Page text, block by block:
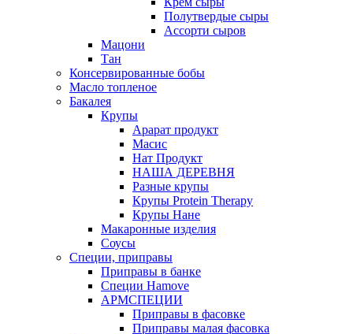
Полутвердые сыры
Ассорти сыров
Мацони
Тан
Консервированные бобы
Масло топленое
Бакалея
Крупы
Арарат продукт
Масис
Нат Продукт
НАША ДЕРЕВНЯ
Разные крупы
Крупы Protein Therapy
Крупы Нане
Макаронные изделия
Соусы
Специи, приправы
Приправы в банке
Специи Hamove
АРМСПЕЦИИ
Приправы в фасовке
Приправы малая фасовка